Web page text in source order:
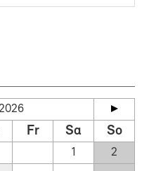
Fr Sa So
1
2